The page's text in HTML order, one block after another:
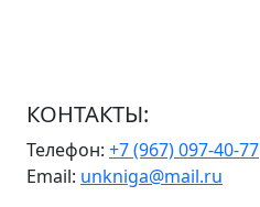
КОНТАКТЫ:
Телефон: +7 (967) 097-40-77
Email: unkniga@mail.ru